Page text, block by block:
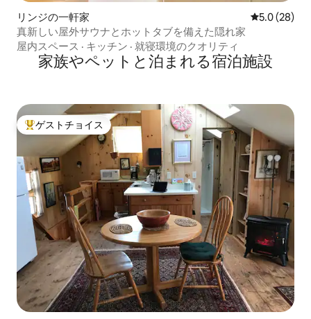
リンジの一軒家 レビュー28
5.0 (28)
真新しい屋外サウナとホットタブを備えた隠れ家
屋内スペース · キッチン · 就寝環境のクオリティ
家族やペットと泊まれる宿泊施設
大好評のゲストチョイスです。
ゲストチョイス